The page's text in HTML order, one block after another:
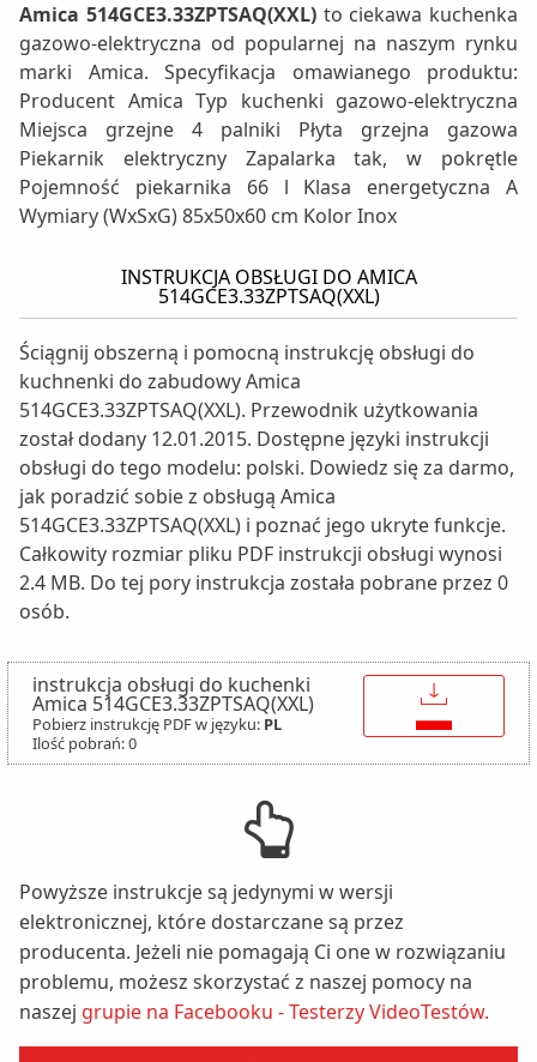
Amica 514GCE3.33ZPTSAQ(XXL)to ciekawa kuchenka
gazowo-elektryczna od popularnej na naszym rynku
marki Amica. Specyfikacja omawianego produktu:
Producent Amica Typ kuchenki gazowo-elektryczna
Miejsca grzejne 4 palniki Płyta grzejna gazowa
Piekarnik elektryczny Zapalarka tak, w pokrętle
Pojemność piekarnika 66 l Klasa energetyczna A
Wymiary (WxSxG) 85x50x60 cm Kolor Inox
INSTRUKCJA OBSŁUGI DO AMICA
514GCE3.33ZPTSAQ(XXL)
Ściągnij obszerną i pomocną instrukcję obsługi do
kuchnenki do zabudowy Amica
514GCE3.33ZPTSAQ(XXL). Przewodnik użytkowania
został dodany 12.01.2015. Dostępne języki instrukcji
obsługi do tego modelu: polski. Dowiedz się za darmo,
jak poradzić sobie z obsługą Amica
514GCE3.33ZPTSAQ(XXL) i poznać jego ukryte funkcje.
Całkowity rozmiar pliku PDF instrukcji obsługi wynosi
2.4 MB. Do tej pory instrukcja została pobrane przez 0
osób.
instrukcja obsługi do kuchenki
Amica 514GCE3.33ZPTSAQ(XXL)
Pobierz instrukcję PDF w języku: PL
Ilość pobrań: 0
↓
Powyższe instrukcje są jedynymi w wersji
elektronicznej, które dostarczane są przez
producenta. Jeżeli nie pomagają Ci one w rozwiązaniu
problemu, możesz skorzystać z naszej pomocy na
naszej grupie na Facebooku - Testerzy VideoTestów.